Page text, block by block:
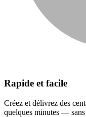
Rapide et facile
Créez et délivrez des
quelques minutes —